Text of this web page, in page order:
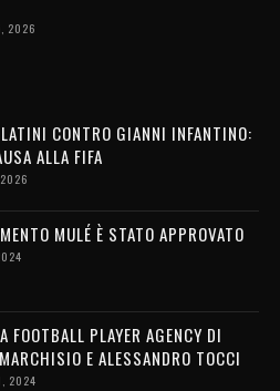
2026
CONTRO GIANNI INFANTINO:
ALLA FIFA
MULÉ È STATO APPROVATO
FOOTBALL PLAYER AGENCY DI
E ALESSANDRO TOCCI
2024